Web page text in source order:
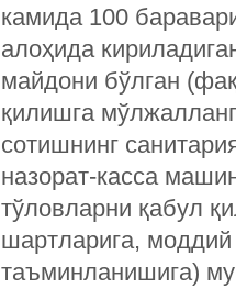
камида 100
алоҳида
майдони бўлган
қилишга
сотишнинг
назорат-касса
тўловларни қабул
шартларига,
таъминланишига)